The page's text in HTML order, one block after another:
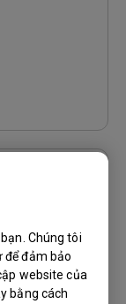
Chúng tôi
để đảm bảo
website của
bằng cách